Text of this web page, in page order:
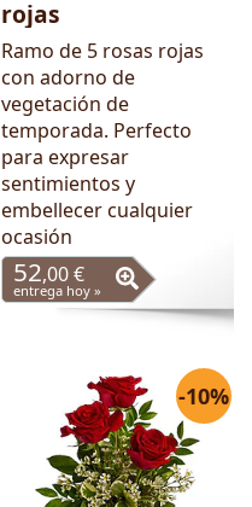
rojas
Ramo de 5 rosas rojas
con adorno de
vegetación de
temporada. Perfecto
para expresar
sentimientos y
embellecer cualquier
ocasión
52,00 €
entrega hoy »
-10%